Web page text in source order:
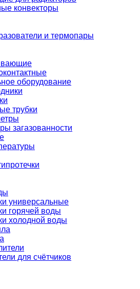
конвекторы
и термопары
оборудование
трубки
загазованности
универсальные
горячей воды
холодной воды
для счётчиков